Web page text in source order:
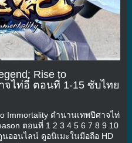
Rise to
จไท่อี๋ ตอนที่ 1-15 ซับไทย
Immortality ตำนานเทพปีศาจไท่
ตอนที่ 1 2 3 4 5 6 7 8 9 10
ออนไลน์ ดูอนิเมะในมือถือ HD